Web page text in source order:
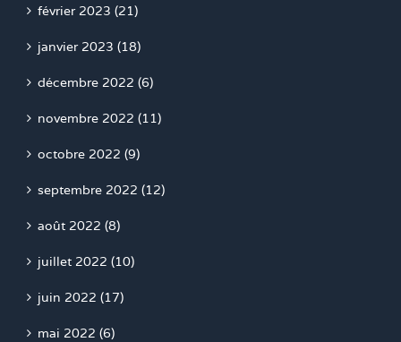
février 2023 (21)
janvier 2023 (18)
décembre 2022 (6)
novembre 2022 (11)
octobre 2022 (9)
septembre 2022 (12)
août 2022 (8)
juillet 2022 (10)
juin 2022 (17)
mai 2022 (6)